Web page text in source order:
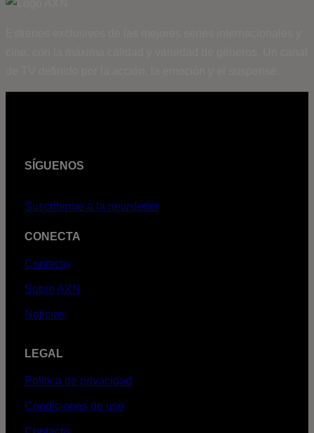
SÍGUENOS
Suscribirme a la newsletter
CONECTA
Contacto
Sobre AXN
Noticias
LEGAL
Política de privacidad
Condiciones de uso